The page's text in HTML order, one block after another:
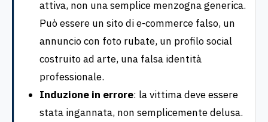
attiva, non una semplice menzogna generica.
Può essere un sito di e-commerce falso, un
annuncio con foto rubate, un profilo social
costruito ad arte, una falsa identità
professionale.
Induzione in errore: la vittima deve essere
stata ingannata, non semplicemente delusa.